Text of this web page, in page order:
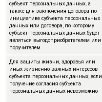
субъект персональных данных, а
также для заключения договора по
инициативе субъекта персональных
данных или договора, по которому
субъект персональных данных будет
являться выгодоприобретателем или
поручителем
Для защиты жизни, здоровья или
иных жизненно важных интересов
субъекта персональных данных, если
получение согласия субъекта
персональных данных невозможно